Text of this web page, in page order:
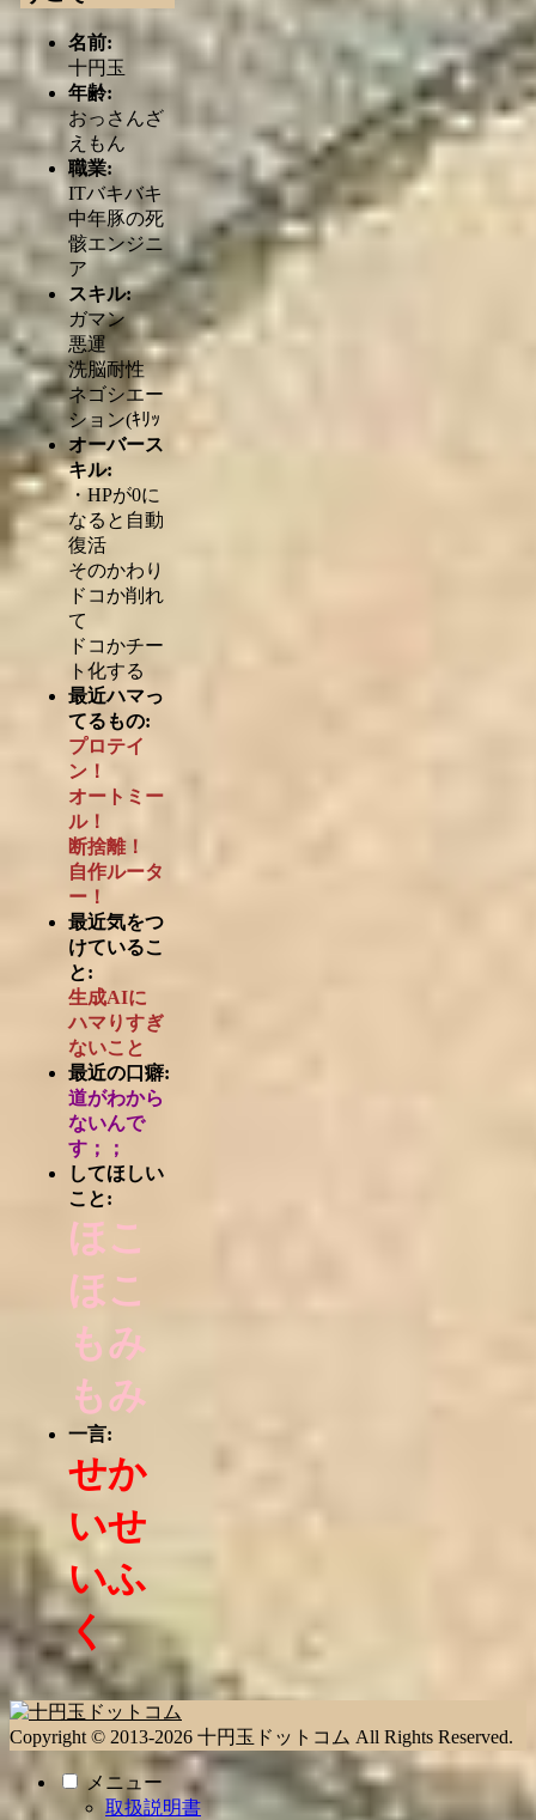
名前:
十円玉
年齢:
おっさんざ
えもん
職業:
ITバキバキ
中年豚の死
骸エンジニ
ア
スキル:
ガマン
悪運
洗脳耐性
ネゴシエー
ション(ｷﾘｯ
オーバース
キル:
・HPが0に
なると自動
復活
そのかわり
ドコか削れ
て
ドコかチー
ト化する
最近ハマっ
てるもの:
プロテイ
ン！
オートミー
ル！
断捨離！
自作ルータ
ー！
最近気をつ
けているこ
と:
生成AIに
ハマりすぎ
ないこと
最近の口癖:
道がわから
ないんで
す；；
してほしい
こと:
ほこ
ほこ
もみ
もみ
一言:
せか
いせ
いふ
く
Copyright © 2013-2026 十円玉ドットコム All Rights Reserved.
メニュー
取扱説明書